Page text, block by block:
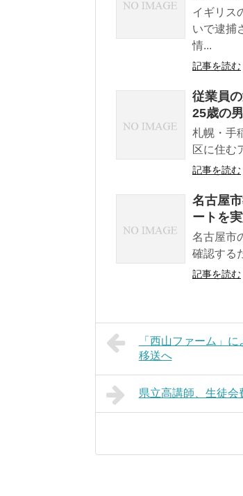
イギリス
いで逮捕
情...
記事を読む
従業員
25歳の
札幌・手
区に住む
記事を読む
名古屋
ートを
名古屋市
確認する
記事を読む
「西山ファーム」
移送へ
県立高講師、生徒